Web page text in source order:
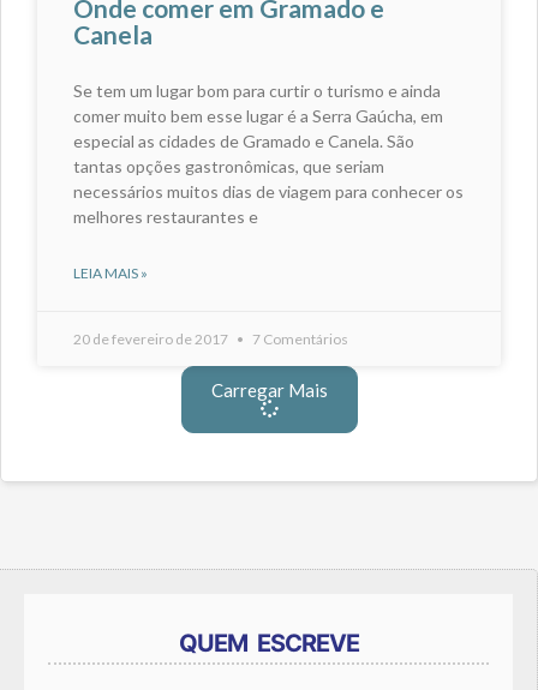
Onde comer em Gramado e
Canela
Se tem um lugar bom para curtir o turismo e ainda
comer muito bem esse lugar é a Serra Gaúcha, em
especial as cidades de Gramado e Canela. São
tantas opções gastronômicas, que seriam
necessários muitos dias de viagem para conhecer os
melhores restaurantes e
LEIA MAIS »
20 de fevereiro de 2017 7 Comentários
Carregar Mais
QUEM ESCREVE